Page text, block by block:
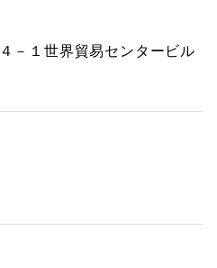
－１世界貿易センタービル